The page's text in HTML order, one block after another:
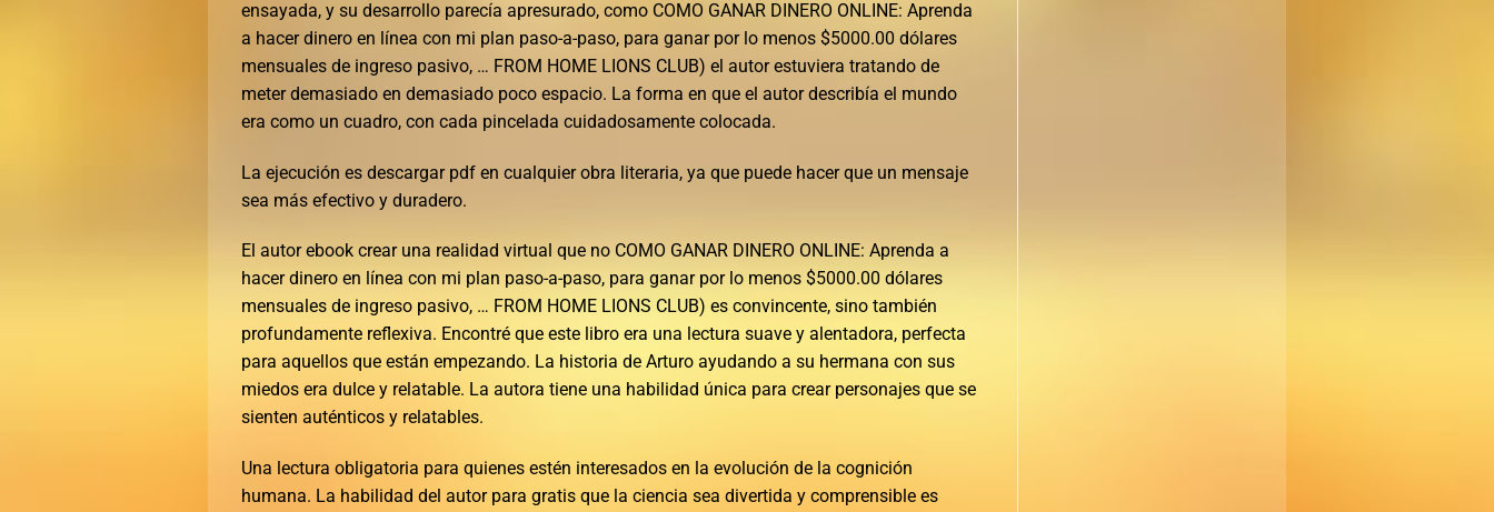
ensayada, y su desarrollo parecía apresurado, como COMO GANAR DINERO ONLINE: Aprenda
a hacer dinero en línea con mi plan paso-a-paso, para ganar por lo menos $5000.00 dólares
mensuales de ingreso pasivo, … FROM HOME LIONS CLUB) el autor estuviera tratando de
meter demasiado en demasiado poco espacio. La forma en que el autor describía el mundo
era como un cuadro, con cada pincelada cuidadosamente colocada.
La ejecución es descargar pdf en cualquier obra literaria, ya que puede hacer que un mensaje
sea más efectivo y duradero.
El autor ebook crear una realidad virtual que no COMO GANAR DINERO ONLINE: Aprenda a
hacer dinero en línea con mi plan paso-a-paso, para ganar por lo menos $5000.00 dólares
mensuales de ingreso pasivo, … FROM HOME LIONS CLUB) es convincente, sino también
profundamente reflexiva. Encontré que este libro era una lectura suave y alentadora, perfecta
para aquellos que están empezando. La historia de Arturo ayudando a su hermana con sus
miedos era dulce y relatable. La autora tiene una habilidad única para crear personajes que se
sienten auténticos y relatables.
Una lectura obligatoria para quienes estén interesados en la evolución de la cognición
humana. La habilidad del autor para gratis que la ciencia sea divertida y comprensible es